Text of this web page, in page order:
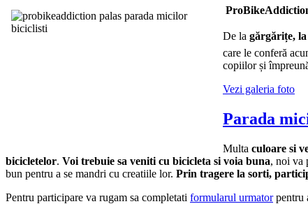
De la gărgărițe,
care le conferă
copiilor și
Vezi galeria foto
Parada
Multa culoare si
bicicletelor. Voi trebuie sa veniti cu bicicleta si voia buna, noi va
bun pentru a se mandri cu creatiile lor. Prin tragere la sorti,
Pentru participare va rugam sa completati formularul urmatorpentru